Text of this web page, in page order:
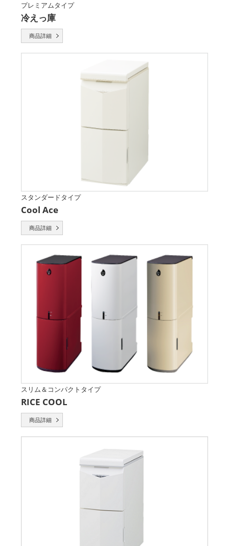
プレミアムタイプ
冷えっ庫
商品詳細
スタンダードタイプ
Cool Ace
商品詳細
スリム＆コンパクトタイプ
RICE COOL
商品詳細